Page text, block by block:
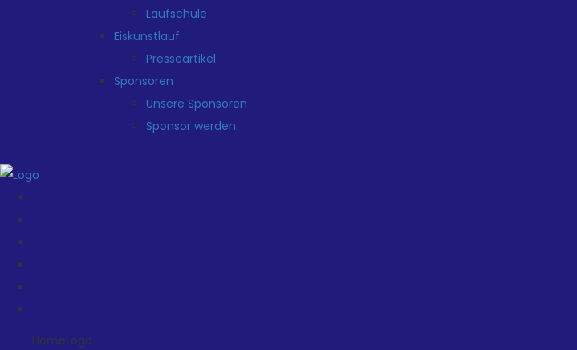
Laufschule
Eiskunstlauf
Presseartikel
Sponsoren
Unsere Sponsoren
Sponsor werden
HomeLogo